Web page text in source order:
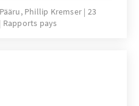
Stand 20.
lokalen
Die Wahl stand im
innenpolitischen
Phillip Kremser 23
Rapports pays